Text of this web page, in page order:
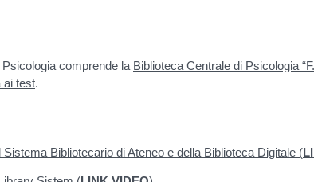
comprende la Biblioteca Centrale di Psicologia
ai test.
Sistema Bibliotecario di Ateneo e della Biblioteca Digitale (